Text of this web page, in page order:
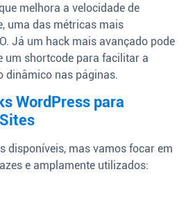
melhora a velocidade de
uma das métricas mais
Já um hack mais avançado pode
um shortcode para facilitar a
dinâmico nas páginas.
WordPress para
disponíveis, mas vamos focar em
e amplamente utilizados: